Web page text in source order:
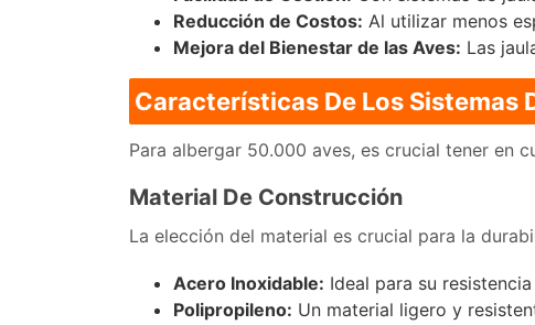
Reducción de Costos: Al utilizar menos
Mejora del Bienestar de las Aves: Las
Características De Los Sistemas
Para albergar 50.000 aves, es crucial tener en
Material De Construcción
La elección del material es crucial para la
Acero Inoxidable: Ideal para su
Polipropileno: Un material ligero y